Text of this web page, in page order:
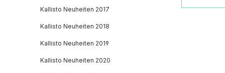
Kallisto Neuheiten 2017
Kallisto Neuheiten 2018
Kallisto Neuheiten 2019
Kallisto Neuheiten 2020